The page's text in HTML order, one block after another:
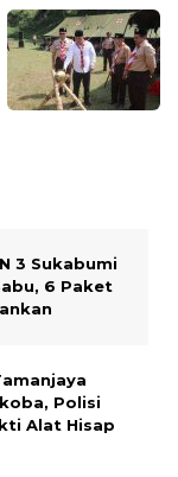
3 Sukabumi
6 Paket
Polisi
Alat Hisap